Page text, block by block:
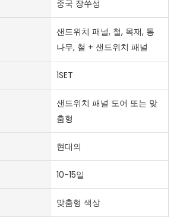
중국 장쑤성
샌드위치 패널, 철, 목재, 통
나무, 철 + 샌드위치 패널
1SET
샌드위치 패널 도어 또는 맞
춤형
현대의
10-15일
맞춤형 색상